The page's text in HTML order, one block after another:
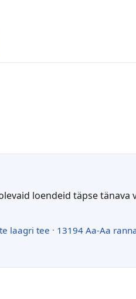
loendeid täpse tänava
laagri tee · 13194 Aa-Aa